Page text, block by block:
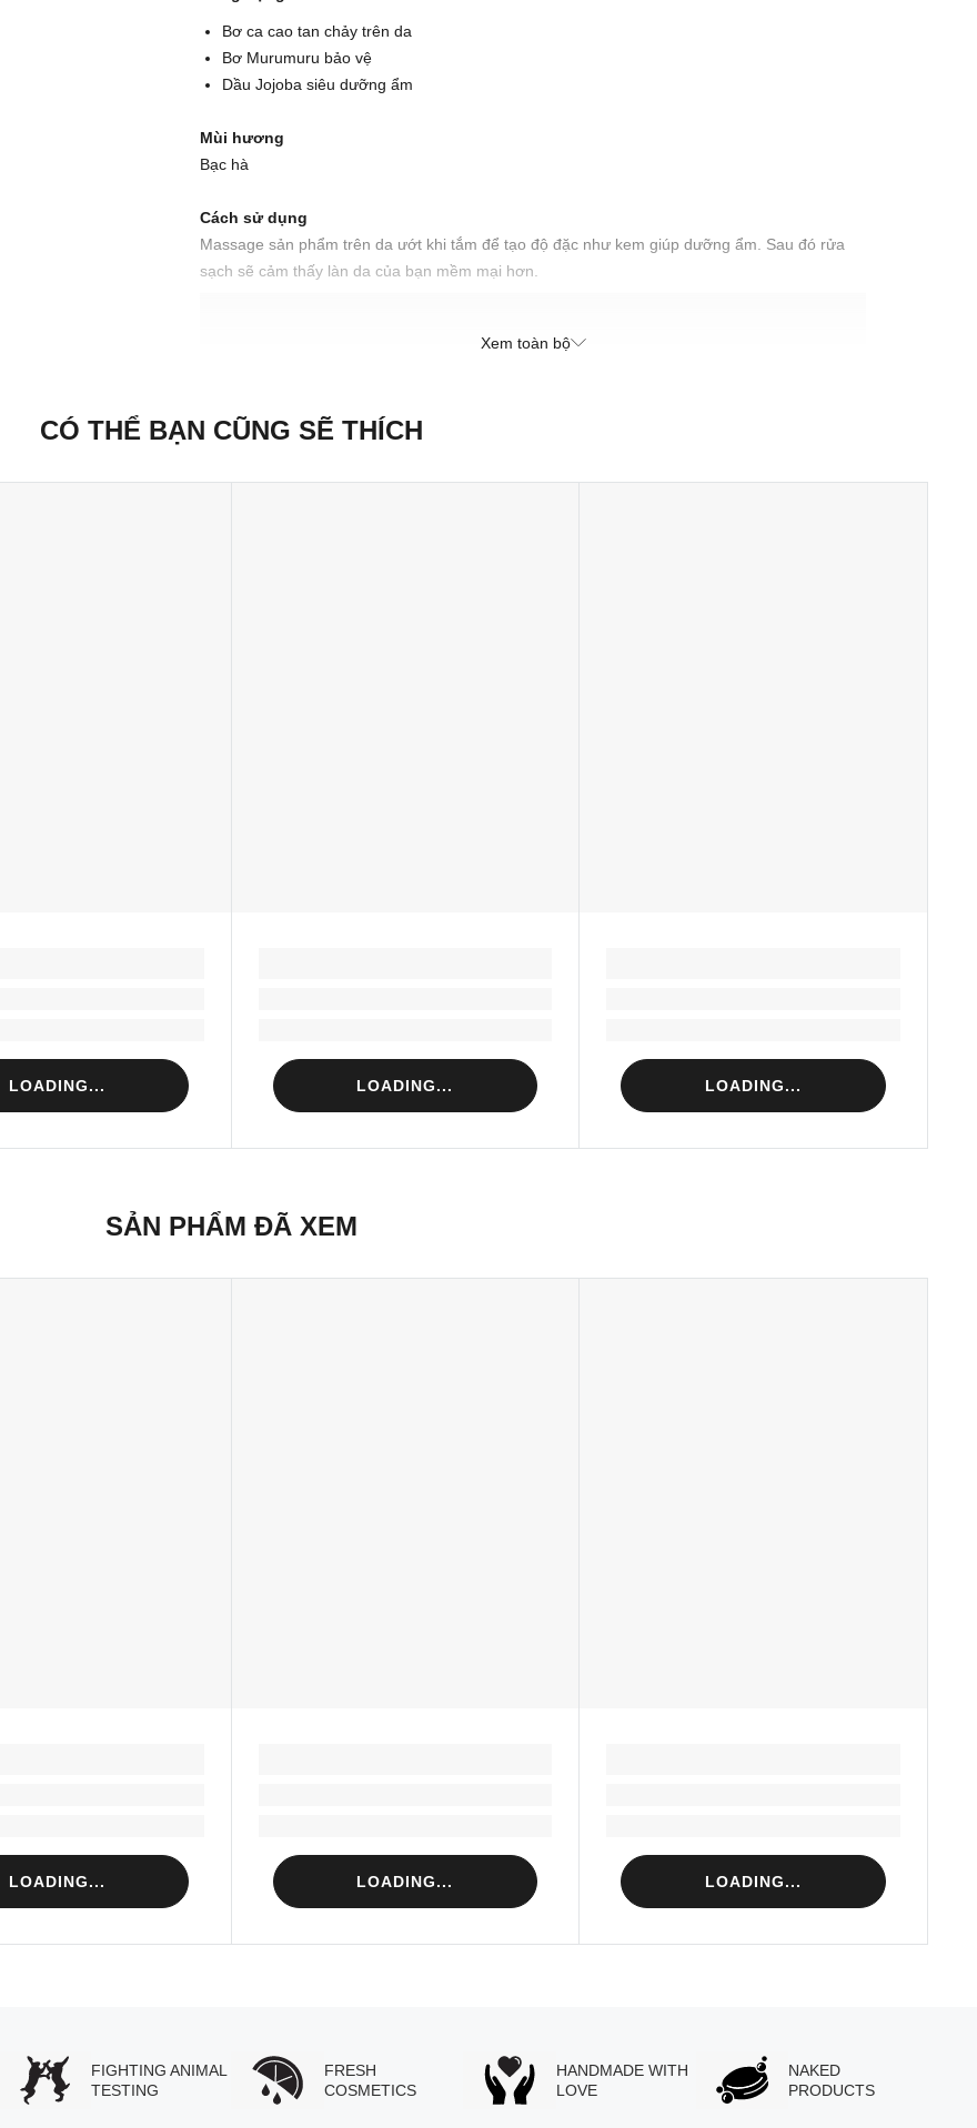
Bơ ca cao tan chảy trên da
Bơ Murumuru bảo vệ
Dầu Jojoba siêu dưỡng ẩm
Mùi hương
Bạc hà
Cách sử dụng
Massage sản phẩm trên da ướt khi tắm để tạo độ đặc như kem giúp dưỡng ẩm. Sau đó rửa
sạch sẽ cảm thấy làn da của bạn mềm mại hơn.
Giữ ở nơi mát mẻ, khô ráo trước khi sử dụng và giữa các lần sử dụng. Do bao gồm các thành
Sản xuất tại: Nhật Bản
Xem toàn bộ
CÓ THỂ BẠN CŨNG SẼ THÍCH
LOADING... LOADING... LOADING...
SẢN PHẨM ĐÃ XEM
LOADING... LOADING... LOADING...
FIGHTING ANIMAL
TESTING
FRESH
COSMETICS
HANDMADE WITH
LOVE
NAKED
PRODUCTS